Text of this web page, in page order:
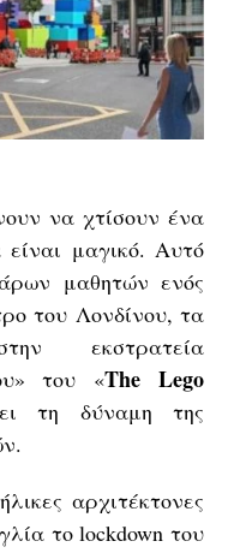
να χτίσουν ένα
μαγικό. Αυτό
μαθητών ενός
του Λονδίνου, τα
εκστρατεία
του «The Lego
τη δύναμη της
αρχιτέκτονες
το lockdown του